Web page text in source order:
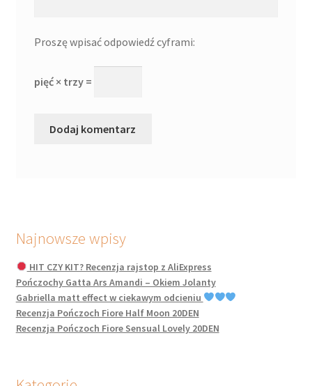
Proszę wpisać odpowiedź cyframi:
pięć × trzy =
Najnowsze wpisy
HIT CZY KIT? Recenzja rajstop z AliExpress
Pończochy Gatta Ars Amandi – Okiem Jolanty
Gabriella matt effect w ciekawym odcieniu
Recenzja Pończoch Fiore Half Moon 20DEN
Recenzja Pończoch Fiore Sensual Lovely 20DEN